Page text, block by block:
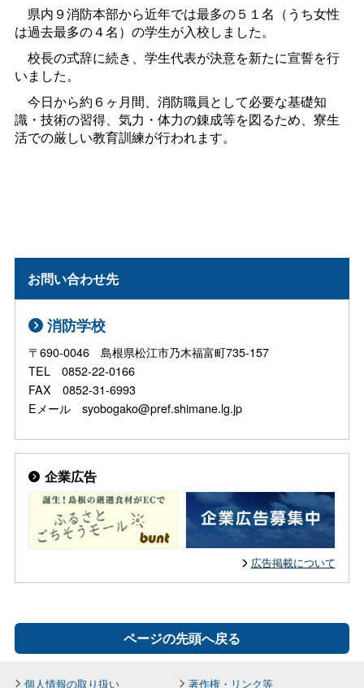
県内９消防本部から近年では最多の５１名（うち女性
は過去最多の４名）の学生が入校しました。
校長の式辞に続き、学生代表が決意を新たに宣誓を行
いました。
今日から約６ヶ月間、消防職員として必要な基礎知
識・技術の習得、気力・体力の錬成等を図るため、寮生
活での厳しい教育訓練が行われます。
お問い合わせ先
消防学校
〒690-0046 島根県松江市乃木福富町735-157
TEL 0852-22-0166
FAX 0852-31-6993
Eメール syobogako@pref.shimane.lg.jp
企業広告
広告掲載について
ページの先頭へ戻る
個人情報の取り扱い 著作権・リンク等